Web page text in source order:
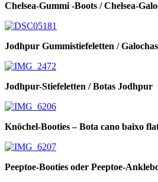
Chelsea-Gummi -Boots / Chelsea-
Jodhpur Gummistiefeletten /
Jodhpur-Stiefeletten / Botas Jodhpur
Knöchel-Booties – Bota cano baixo
Peeptoe-Booties oder Peeptoe-